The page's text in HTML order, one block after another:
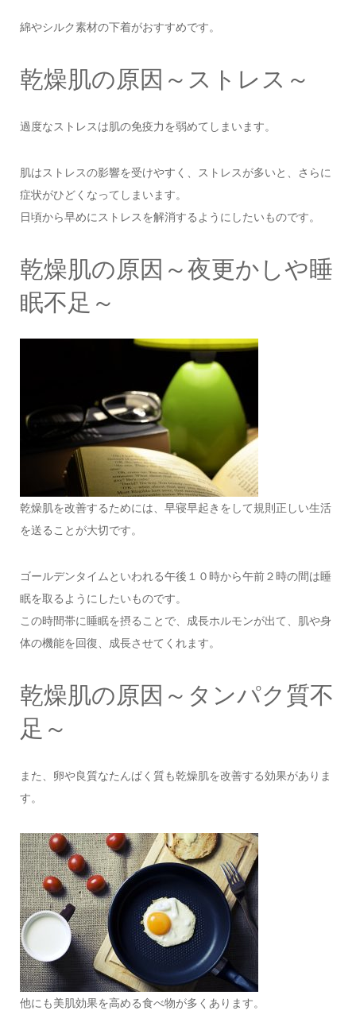
綿やシルク素材の下着がおすすめです。
乾燥肌の原因～ストレス～
過度なストレスは肌の免疫力を弱めてしまいます。
肌はストレスの影響を受けやすく、ストレスが多いと、さらに
症状がひどくなってしまいます。
日頃から早めにストレスを解消するようにしたいものです。
乾燥肌の原因～夜更かしや睡
眠不足～
乾燥肌を改善するためには、早寝早起きをして規則正しい生活
を送ることが大切です。
ゴールデンタイムといわれる午後１０時から午前２時の間は睡
眠を取るようにしたいものです。
この時間帯に睡眠を摂ることで、成長ホルモンが出て、肌や身
体の機能を回復、成長させてくれます。
乾燥肌の原因～タンパク質不
足～
また、卵や良質なたんぱく質も乾燥肌を改善する効果がありま
す。
他にも美肌効果を高める食べ物が多くあります。